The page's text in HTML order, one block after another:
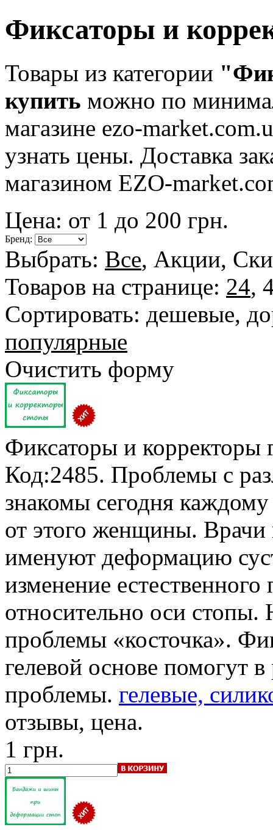
Фиксаторы и
Товары из категории
купить можно по
магазине ezo-
узнать цены. Доставка
магазином EZO-
Цена: от 1 до 200 грн.
Бренд:
Выбрать: Все, Акции,
Товаров на странице: 24,
Сортировать: дешевые,
популярные
Очистить форму
Фиксаторы и корректоры
Код:2485. Проблемы с
знакомы сегодня
от этого женщины. Врачи
именуют деформацию
изменение
относительно оси стопы.
проблемы «косточка».
гелевой основе помогут
проблемы. гелевые,
отзывы, цена.
1 грн.